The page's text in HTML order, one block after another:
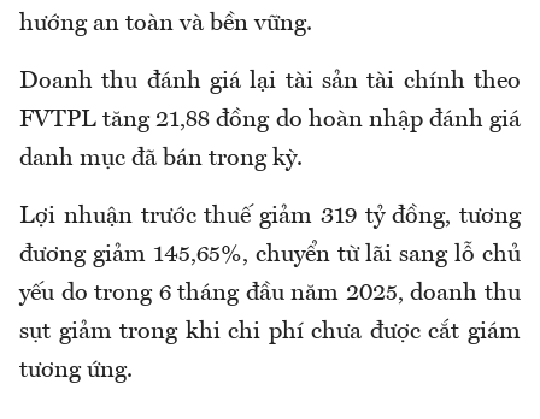
hướng an toàn và bền vững.
Doanh thu đánh giá lại tài sản tài chính theo
FVTPL tăng 21,88 đồng do hoàn nhập đánh giá
danh mục đã bán trong kỳ.
Lợi nhuận trước thuế giảm 319 tỷ đồng, tương
đương giảm 145,65%, chuyển từ lãi sang lỗ chủ
yếu do trong 6 tháng đầu năm 2025, doanh thu
sụt giảm trong khi chi phí chưa được cắt giám
tương ứng.